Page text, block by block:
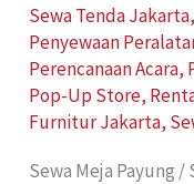
Sewa Tenda Jakarta,
Penyewaan
Perencanaan Acara,
Pop-Up Store,
Furnitur Jakarta,
Sewa Meja Payung /